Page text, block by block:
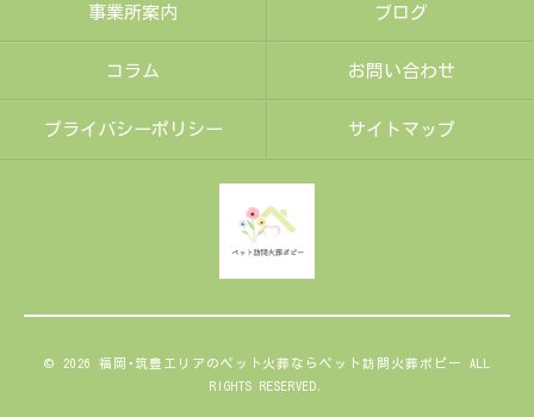
事業所案内 ブログ
コラム お問い合わせ
プライバシーポリシー サイトマップ
© 2026 福岡･筑豊エリアのペット火葬ならペット訪問火葬ポピー ALL
RIGHTS RESERVED.